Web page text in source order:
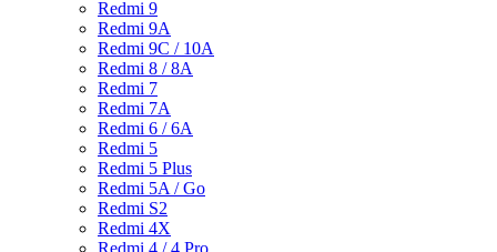
Redmi 9
Redmi 9A
Redmi 9C / 10A
Redmi 8 / 8A
Redmi 7
Redmi 7A
Redmi 6 / 6A
Redmi 5
Redmi 5 Plus
Redmi 5A / Go
Redmi S2
Redmi 4X
Redmi 4 / 4 Pro